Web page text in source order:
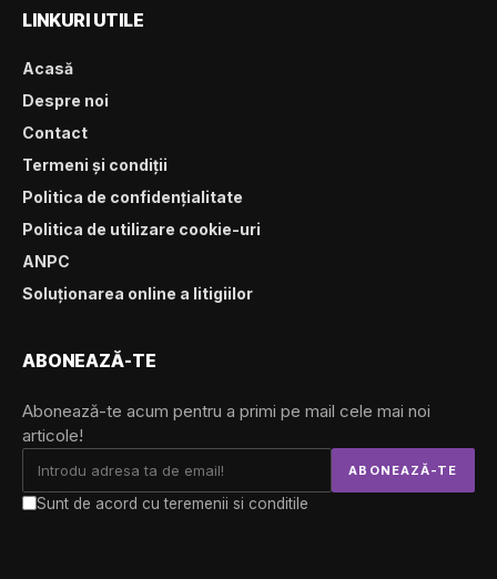
LINKURI UTILE
Acasă
Despre noi
Contact
Termeni și condiții
Politica de confidențialitate
Politica de utilizare cookie-uri
ANPC
Soluționarea online a litigiilor
ABONEAZĂ-TE
Abonează-te acum pentru a primi pe mail cele mai noi
articole!
Sunt de acord cu teremenii si conditile